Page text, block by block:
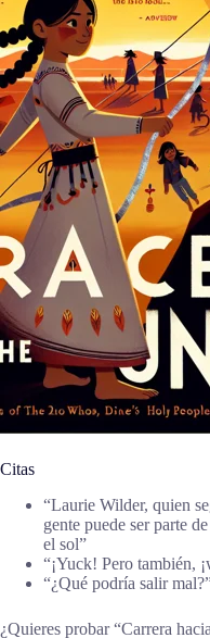
Citas
“Laurie Wilder, quien
gente puede ser parte
el sol”
“¡Yuck! Pero también,
“¿Qué podría salir
¿Quieres probar “Carrera